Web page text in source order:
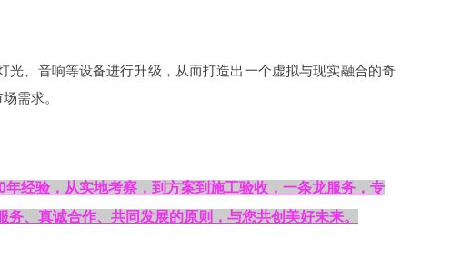
、音响等设备进行升级，从而打造出一个虚拟与现实融合的奇
需求。
经验，从实地考察，到方案到施工验收，一条龙服务，专
、真诚合作、共同发展的原则，与您共创美好未来。